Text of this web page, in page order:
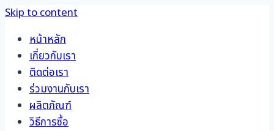
Skip to content
หน้าหลัก
เกี่ยวกับเรา
ติดต่อเรา
ร่วมงานกับเรา
ผลิตภัณฑ์
วิธีการซื้อ